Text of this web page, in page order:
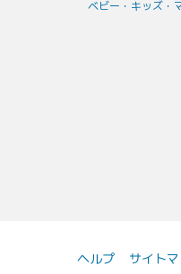
ベビー・キッズ・
ヘルプ サイト